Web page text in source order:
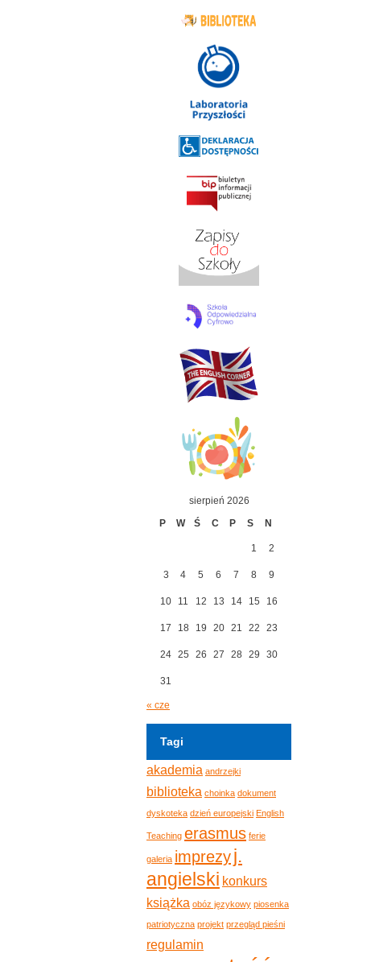
sierpień 2026
P
W Ś C P S N
1 2
3 4 5 6 7 8 9
10 11 12 13 14 15 16
17 18 19 20 21 22 23
24 25 26 27 28 29 30
31
« cze
Tagi
akademia andrzejki
biblioteka choinka dokument
dyskoteka dzień europejski English
Teaching erasmus ferie
galeria imprezyj.
angielski konkurs
książka obóz językowy piosenka
patriotyczna projekt przegląd pieśni
regulamin